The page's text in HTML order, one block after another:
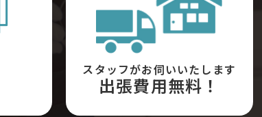
スタッフがお伺いいたします
出張費用無料！